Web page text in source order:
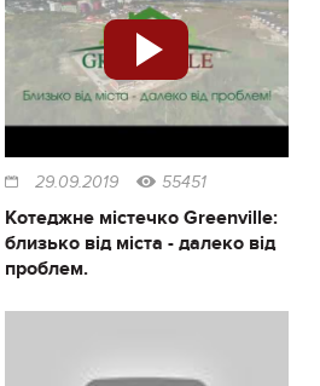
29.09.2019 55451
Котеджне містечко Greenville:
близько від міста - далеко від
проблем.